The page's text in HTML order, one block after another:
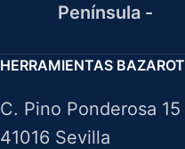
Península -
HERRAMIENTAS BAZAROT
C. Pino Ponderosa 15
41016 Sevilla